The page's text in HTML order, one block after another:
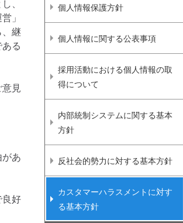
、
」
継
る
見
あ
良好
個人情報保護方針
個人情報に関する公表事項
採用活動における個人情報の取
得について
内部統制システムに関する基本
方針
反社会的勢力に対する基本方針
カスタマーハラスメントに対す
る基本方針